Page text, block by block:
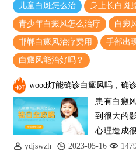
儿童白斑怎么治 身上长白斑
青少年白癜风怎么治疗 白癜
邯郸白癜风治疗费用 手部出
白癜风能治好吗？
wood灯能确诊白癜风吗，确
患有白癜
到很大的
心理造成
治疗，在
ydjswzh 2023-05-16